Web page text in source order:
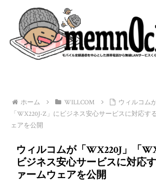
ホーム WILLCOM
ウィルコム
「WX220J-Z」にビジネス安心サービスに対応す
ェアを公開
ウィルコムが「WX220J」「
ビジネス安心サービスに対応
ァームウェアを公開